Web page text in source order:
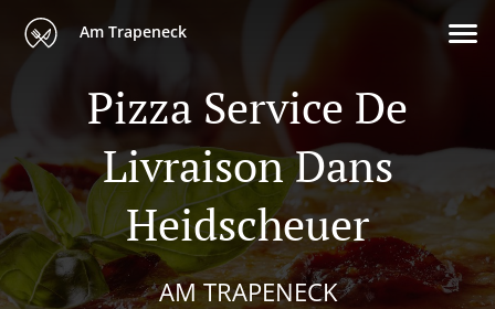
Am Trapeneck
Pizza Service De
Livraison Dans
Heidscheuer
AM TRAPENECK